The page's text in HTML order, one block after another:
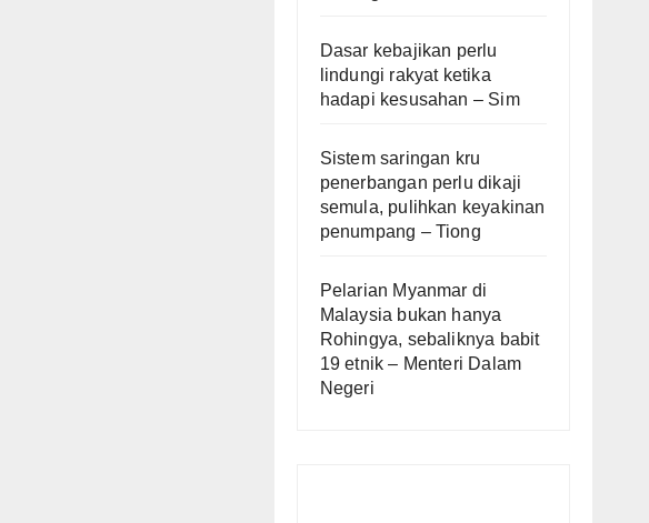
Dasar kebajikan perlu
lindungi rakyat ketika
hadapi kesusahan – Sim
Sistem saringan kru
penerbangan perlu dikaji
semula, pulihkan keyakinan
penumpang – Tiong
Pelarian Myanmar di
Malaysia bukan hanya
Rohingya, sebaliknya babit
19 etnik – Menteri Dalam
Negeri